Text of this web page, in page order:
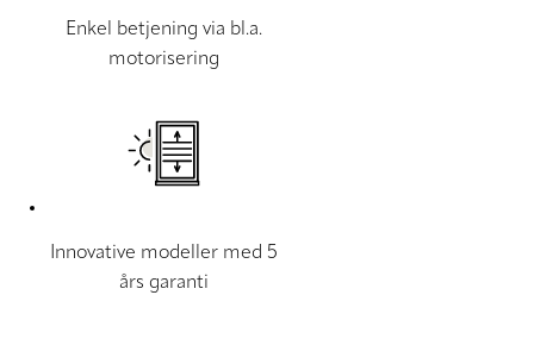
Enkel betjening via bl.a.
motorisering
Innovative modeller med 5
års garanti